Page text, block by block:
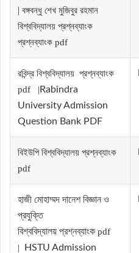
| বঙ্গবন্ধু শেখ মুজিবুর রহমান
বিশ্ববিদ্যালয় প্রশ্নব্যাংক
প্রশ্নব্যাংক pdf
রবিন্দ্র বিশ্ববিদ্যালয় প্রশ্নব্যাংক
pdf |Rabindra
University Admission
Question Bank PDF
বিইউপি বিশ্ববিদ্যালয় প্রশ্নব্যাংক
pdf
হাজী মোহাম্মদ দানেশ বিজ্ঞান ও
প্রযুক্তি
বিশ্ববিদ্যালয় প্রশ্নব্যাংক pdf
| HSTU Admission